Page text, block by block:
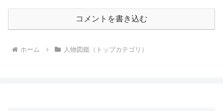
コメントを書き込む
ホーム 人物図鑑（トップカテゴリ）